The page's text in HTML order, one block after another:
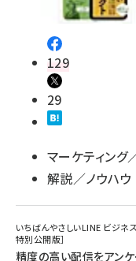
129
29
マーケティング
解説／ノウハウ
いちばんやさしいLINE ビジネ
特別公開版］
精度の高い配信をアンケ